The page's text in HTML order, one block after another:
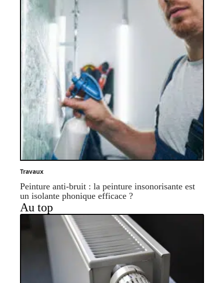
Travaux
Peinture anti-bruit : la peinture insonorisante est
un isolante phonique efficace ?
Au top